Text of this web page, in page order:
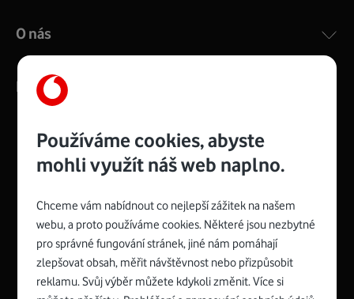
Spojte se s Vodafonem
Facebook
X
InstagramYoutubeVodafoneLinkedIn
O nás
Kontakty
Management
consultancy
Recruitment
logo
Top
roku
Platinové
EcoVadis
Buy
Award
má
zelenou
Používáme cookies, abyste
mohli využít náš web naplno.
Chceme vám nabídnout co nejlepší zážitek na našem
webu, a proto používáme cookies. Některé jsou nezbytné
pro správné fungování stránek, jiné nám pomáhají
zlepšovat obsah, měřit návštěvnost nebo přizpůsobit
reklamu. Svůj výběr můžete kdykoli změnit. Více si